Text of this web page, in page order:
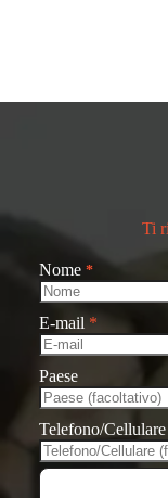
Ti
Nome *
E-mail *
Paese
Telefono/Cellulare